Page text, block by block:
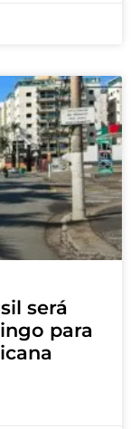
será
para